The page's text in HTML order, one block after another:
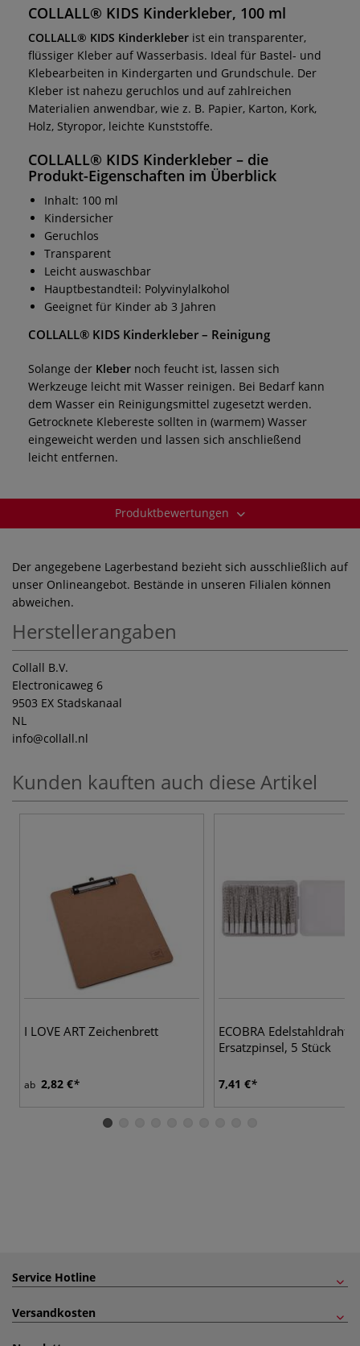
COLLALL® KIDS Kinderkleber, 100 ml
COLLALL® KIDS Kinderkleber ist ein transparenter,
flüssiger Kleber auf Wasserbasis. Ideal für Bastel- und
Klebearbeiten in Kindergarten und Grundschule. Der
Kleber ist nahezu geruchlos und auf zahlreichen
Materialien anwendbar, wie z. B. Papier, Karton, Kork,
Holz, Styropor, leichte Kunststoffe.
COLLALL® KIDS Kinderkleber – die
Produkt-Eigenschaften im Überblick
Inhalt: 100 ml
Kindersicher
Geruchlos
Transparent
Leicht auswaschbar
Hauptbestandteil: Polyvinylalkohol
Geeignet für Kinder ab 3 Jahren
COLLALL® KIDS Kinderkleber – Reinigung
Solange der Kleber noch feucht ist, lassen sich
Werkzeuge leicht mit Wasser reinigen. Bei Bedarf kann
dem Wasser ein Reinigungsmittel zugesetzt werden.
Getrocknete Klebereste sollten in (warmem) Wasser
eingeweicht werden und lassen sich anschließend
leicht entfernen.
Produktbewertungen
Der angegebene Lagerbestand bezieht sich ausschließlich auf
unser Onlineangebot. Bestände in unseren Filialen können
abweichen.
Herstellerangaben
Collall B.V.
Electronicaweg 6
9503 EX Stadskanaal
NL
info@collall.nl
Kunden kauften auch diese Artikel
I LOVE ART Zeichenbrett
ab 2,82 €
ECOBRA Edelstahldraht-
Ersatzpinsel, 5 Stück
7,41 €
Service Hotline
Versandkosten